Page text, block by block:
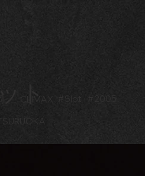
ト # Slot 2005
CLIMAX